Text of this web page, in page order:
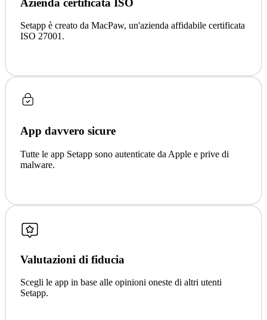
Azienda certificata ISO
Setapp è creato da MacPaw, un'azienda affidabile certificata
ISO 27001.
App davvero sicure
Tutte le app Setapp sono autenticate da Apple e prive di
malware.
Valutazioni di fiducia
Scegli le app in base alle opinioni oneste di altri utenti
Setapp.